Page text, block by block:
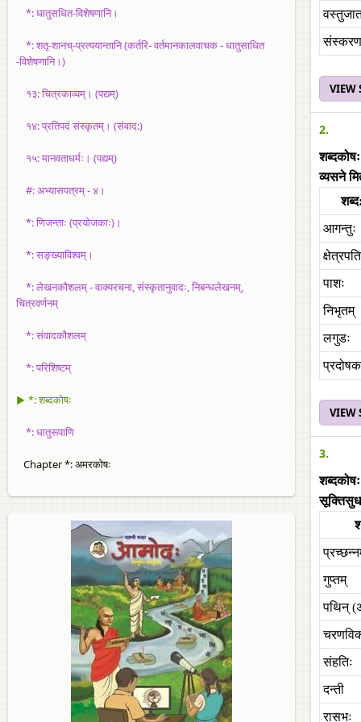
*: धातुसधित-विशेषणानि।
*: शतृ-शानच्-प्रत्ययान्तानि (कर्तरि- वर्तमानकालवाचक - धातुसाधित
-विशेषणानि।)
१३: चित्रकाव्यम्। (पद्यम्)
१४: प्रतिपदं संस्कृतम्। (संवाद:)
१५: मानवताधर्मः। (पद्यम्)
#: अभ्यासपत्रम् - ४।
*: णिजन्ताः (प्रयोजकाः)।
*: सङ्ख्याविश्वम्।
*: लेखनकौशलम् - वाक्यरचना, संस्कृतानुवादः, निबन्धलेखनम्,
चित्रवर्णनम्
*: संवादकौशलम्
*: परिशिष्टम्
▶ *: शब्दकोषः
*: धातुरूपाणि
Chapter *: अमरकोषः
VIEW
2.
शब्दकोषः
व्यसने
आगन्तुः
पाशः
निभृतम्‌
लगुडः
VIEW
3.
शब्दकोषः
गुप्तम्
पथिन्
संहतिः
दन्ती
रासभः